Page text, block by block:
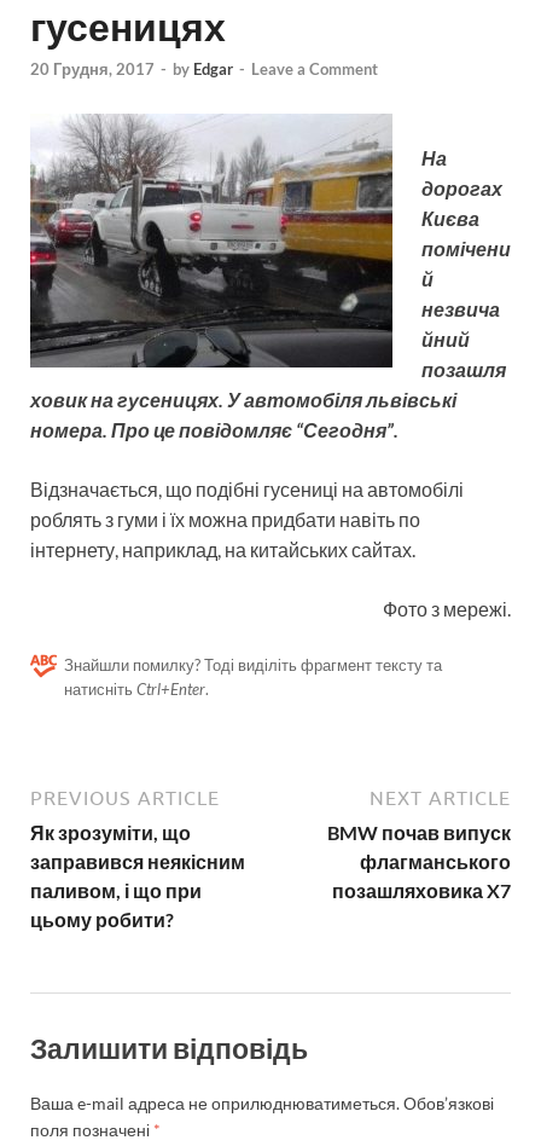
гусеницях
20 Грудня, 2017 - by Edgar - Leave a Comment
На
дорогах
Києва
помічени
й
незвича
йний
позашля
ховик на гусеницях. У автомобіля львівські
номера. Про це повідомляє “Сегодня”.
Відзначається, що подібні гусениці на автомобілі
роблять з гуми і їх можна придбати навіть по
інтернету, наприклад, на китайських сайтах.
Фото з мережі.
Знайшли помилку? Тоді виділіть фрагмент тексту та
натисніть Ctrl+Enter.
PREVIOUS ARTICLE
Як зрозуміти, що
заправився неякісним
паливом, і що при
цьому робити?
NEXT ARTICLE
BMW почав випуск
флагманського
позашляховика X7
Залишити відповідь
Ваша e-mail адреса не оприлюднюватиметься.Обов’язкові
поля позначені *